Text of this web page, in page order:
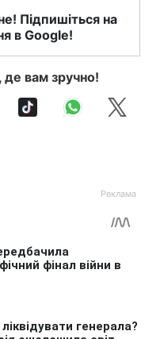
Підпишіться на
в Google!
вам зручно!